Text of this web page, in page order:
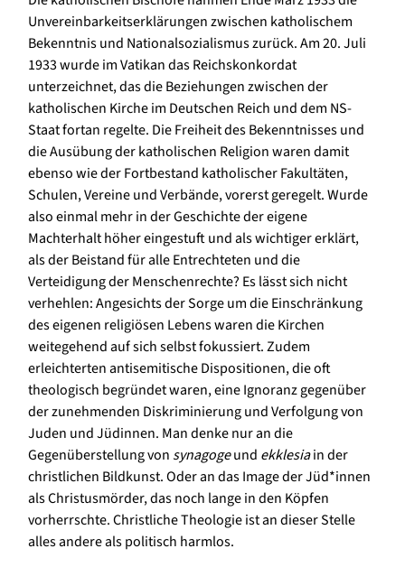
Unvereinbarkeitserklärungen zwischen katholischem
Bekenntnis und Nationalsozialismus zurück. Am 20. Juli
1933 wurde im Vatikan das Reichskonkordat
unterzeichnet, das die Beziehungen zwischen der
katholischen Kirche im Deutschen Reich und dem NS-
Staat fortan regelte. Die Freiheit des Bekenntnisses und
die Ausübung der katholischen Religion waren damit
ebenso wie der Fortbestand katholischer Fakultäten,
Schulen, Vereine und Verbände, vorerst geregelt. Wurde
also einmal mehr in der Geschichte der eigene
Machterhalt höher eingestuft und als wichtiger erklärt,
als der Beistand für alle Entrechteten und die
Verteidigung der Menschenrechte? Es lässt sich nicht
verhehlen: Angesichts der Sorge um die Einschränkung
des eigenen religiösen Lebens waren die Kirchen
weitegehend auf sich selbst fokussiert. Zudem
erleichterten antisemitische Dispositionen, die oft
theologisch begründet waren, eine Ignoranz gegenüber
der zunehmenden Diskriminierung und Verfolgung von
Juden und Jüdinnen. Man denke nur an die
Gegenüberstellung von synagogeund ekklesiain der
christlichen Bildkunst. Oder an das Image der Jüd*innen
als Christusmörder, das noch lange in den Köpfen
vorherrschte. Christliche Theologie ist an dieser Stelle
alles andere als politisch harmlos.